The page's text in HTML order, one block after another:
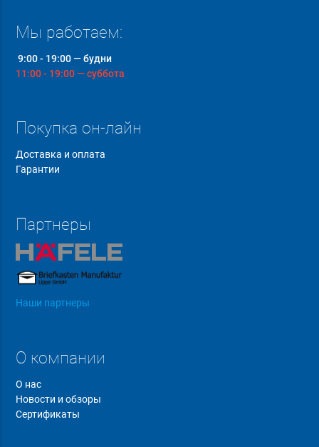
Мы работаем:
9:00 - 19:00 — будни
11:00 - 19:00 — суббота
Покупка он-лайн
Доставка и оплата
Гарантии
Партнеры
Наши партнеры
О компании
О нас
Новости и обзоры
Сертификаты